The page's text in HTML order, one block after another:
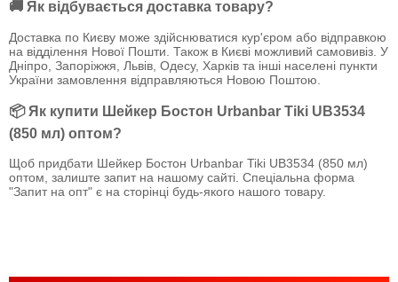
🚚 Як відбувається доставка товару?
Доставка по Києву може здійснюватися кур'єром або відправкою
на відділення Нової Пошти. Також в Києві можливий самовивіз. У
Дніпро, Запоріжжя, Львів, Одесу, Харків та інші населені пункти
України замовлення відправляються Новою Поштою.
📦 Як купити Шейкер Бостон Urbanbar Tiki UB3534
(850 мл) оптом?
Щоб придбати Шейкер Бостон Urbanbar Tiki UB3534 (850 мл)
оптом, залиште запит на нашому сайті. Спеціальна форма
"Запит на опт" є на сторінці будь-якого нашого товару.